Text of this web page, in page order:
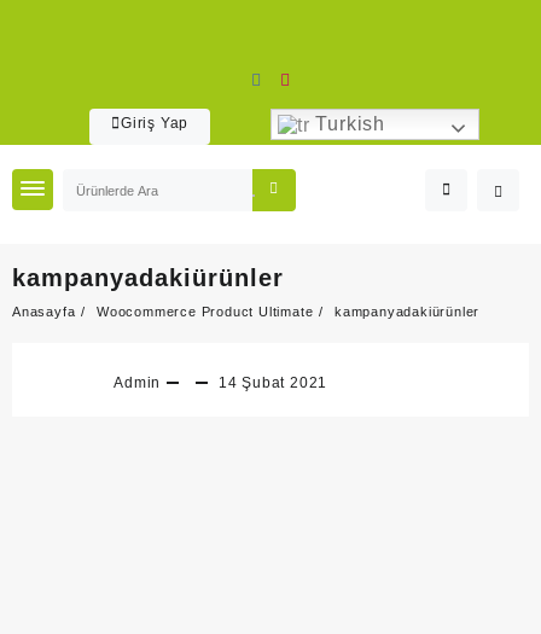
Giriş Yap Turkish
kampanyadakiürünler
Anasayfa Woocommerce Product Ultimate kampanyadakiürünler
Admin 14 Şubat 2021